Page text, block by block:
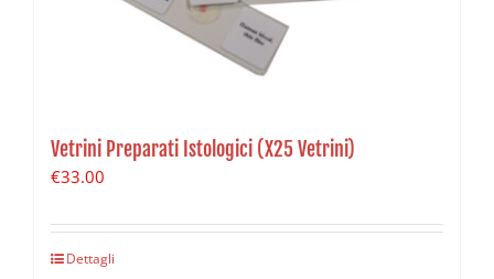
Vetrini Preparati Istologici (X25 Vetrini)
€33.00
Dettagli